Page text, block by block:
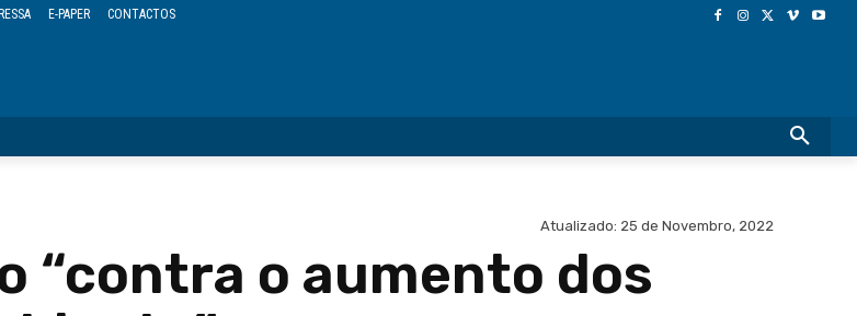
E-PAPER CONTACTOS
Atualizado: 25 de Novembro, 2022
“contra o aumento dos